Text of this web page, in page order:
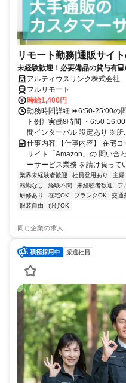
リモート勤務|通販サイ
未経験歓迎！必要備品の貸与有
アルティウスリンク株式会社
フルリモート
時給1,400円
勤務時間詳細 ⏩6:50-25:00の
ト例》実働8時間 ・6:50-
間インターバル 設定あり ※所...
仕事内容 【仕事内容】 在宅
サイト「Amazon」の 問い合
ーサービス業務 を請け負って
業界未経験者歓迎 社員登用あり 主
転勤なし
経験不問 未経験者歓迎 フ
研修あり
在宅OK ブランクOK 交通
服装自由
ひげOK
同じ企業の求人
派遣社員